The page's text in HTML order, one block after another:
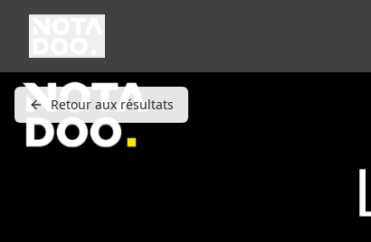
Retour aux résultats